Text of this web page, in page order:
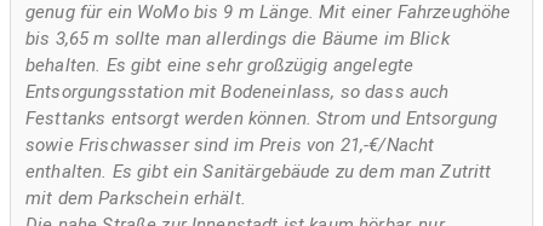
genug für ein WoMo bis 9 m Länge. Mit einer Fahrzeughöhe
bis 3,65 m sollte man allerdings die Bäume im Blick
behalten. Es gibt eine sehr großzügig angelegte
Entsorgungsstation mit Bodeneinlass, so dass auch
Festtanks entsorgt werden können. Strom und Entsorgung
sowie Frischwasser sind im Preis von 21,-€/Nacht
enthalten. Es gibt ein Sanitärgebäude zu dem man Zutritt
mit dem Parkschein erhält.